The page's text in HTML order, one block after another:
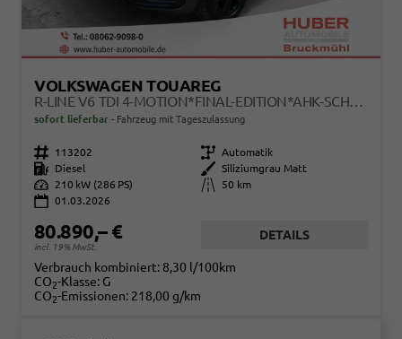
VOLKSWAGEN TOUAREG
R-LINE V6 TDI 4-MOTION*FINAL-EDITION*AHK-SCHWENKBAR*NAVI*ACC*PDC*LED*SHZ*BLACKSTYLE*20-ZOLL
sofort lieferbar Fahrzeug mit Tageszulassung
Fahrzeugnr. 113202 Getriebe Automatik
Kraftstoff
Diesel Außenfarbe
Siliziumgrau Matt
Leistung
210 kW (286 PS) Kilometerstand
50 km
01.03.2026
80.890,– €
incl. 19% MwSt.
DETAILS
Verbrauch kombiniert: 8,30 l/100km
CO2-Klasse: G
CO2-Emissionen: 218,00 g/km